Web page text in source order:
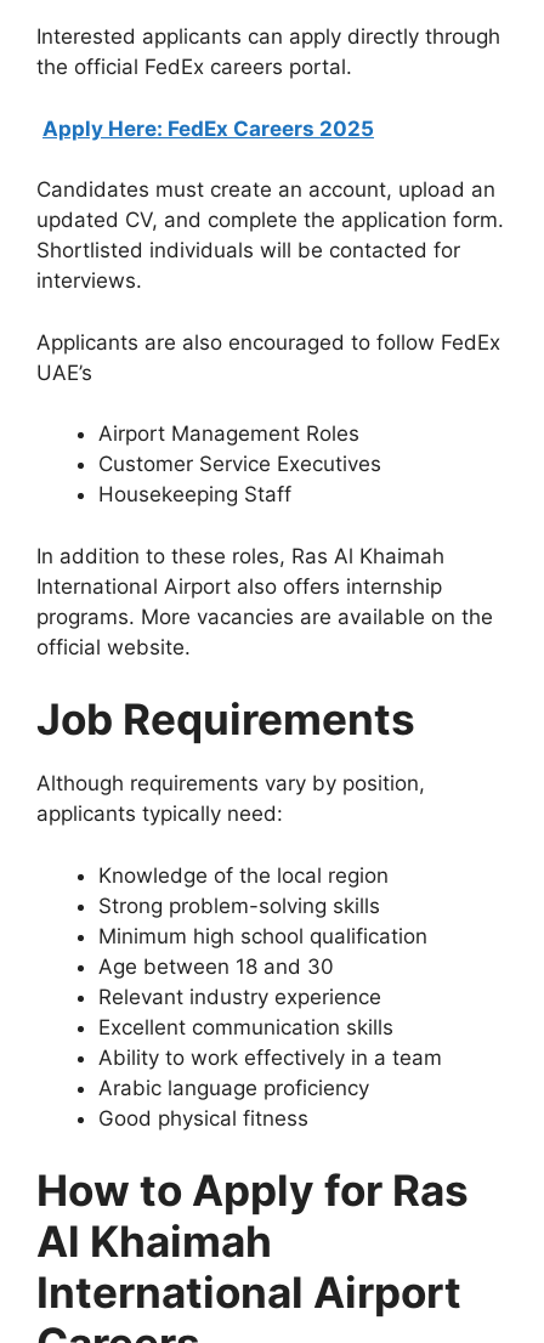
Interested applicants can apply directly through
the official FedEx careers portal.
Apply Here: FedEx Careers 2025
Candidates must create an account, upload an
updated CV, and complete the application form.
Shortlisted individuals will be contacted for
interviews.
Applicants are also encouraged to follow FedEx
UAE’s
Airport Management Roles
Customer Service Executives
Housekeeping Staff
In addition to these roles, Ras Al Khaimah
International Airport also offers internship
programs. More vacancies are available on the
official website.
Job Requirements
Although requirements vary by position,
applicants typically need:
Knowledge of the local region
Strong problem-solving skills
Minimum high school qualification
Age between 18 and 30
Relevant industry experience
Excellent communication skills
Ability to work effectively in a team
Arabic language proficiency
Good physical fitness
How to Apply for Ras
Al Khaimah
International Airport